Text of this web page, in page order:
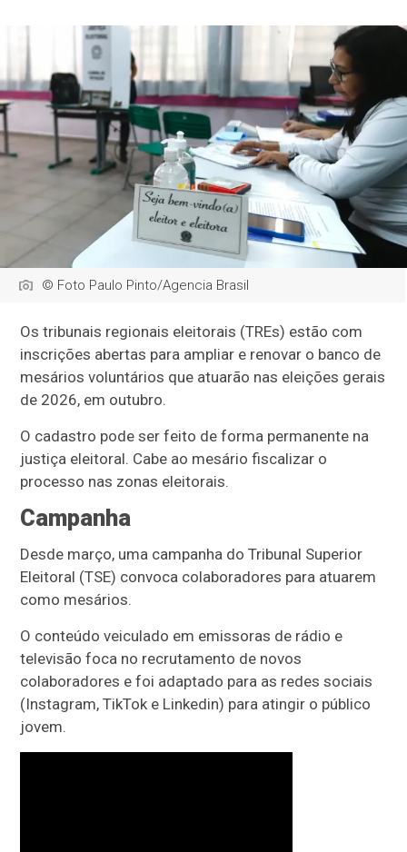
© Foto Paulo Pinto/Agencia Brasil
Os tribunais regionais eleitorais (TREs) estão com
inscrições abertas para ampliar e renovar o banco de
mesários voluntários que atuarão nas eleições gerais
de 2026, em outubro.
O cadastro pode ser feito de forma permanente na
justiça eleitoral. Cabe ao mesário fiscalizar o
processo nas zonas eleitorais.
Campanha
Desde março, uma campanha do Tribunal Superior
Eleitoral (TSE) convoca colaboradores para atuarem
como mesários.
O conteúdo veiculado em emissoras de rádio e
televisão foca no recrutamento de novos
colaboradores e foi adaptado para as redes sociais
(Instagram, TikTok e Linkedin) para atingir o público
jovem.